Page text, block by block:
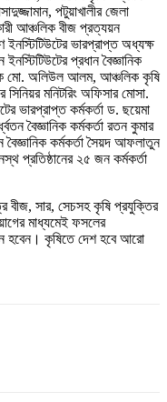
পটুয়াখালীর জেলা
আঞ্চলিক বীজ প্রত্যয়ন
ভারপ্রাপ্ত অধ্যক্ষ
প্রধান বৈজ্ঞানিক
মো. অলিউল আলম, আঞ্চলিক কৃষি
মনিটরিং অফিসার মোসা.
ভারপ্রাপ্ত কর্মকর্তা ড. ছয়েমা
বৈজ্ঞানিক কর্মকর্তা রতন কুমার
বৈজ্ঞানিক কর্মকর্তা সৈয়দ আফলাতুন
প্রতিষ্ঠানের ২৫ জন কর্মকর্তা
বীজ, সার, সেচসহ কৃষি প্রযুক্তির
মাধ্যমেই ফসলের
হবেন। কৃষিতে দেশ হবে আরো